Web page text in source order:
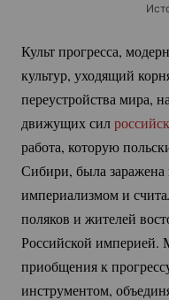
Культ прогресса,
культур, уходящий
переустройства мира,
движущих сил
работа, которую
Сибири, была
империализмом и
поляков и жителей
Российской империей.
приобщения к
инструментом,